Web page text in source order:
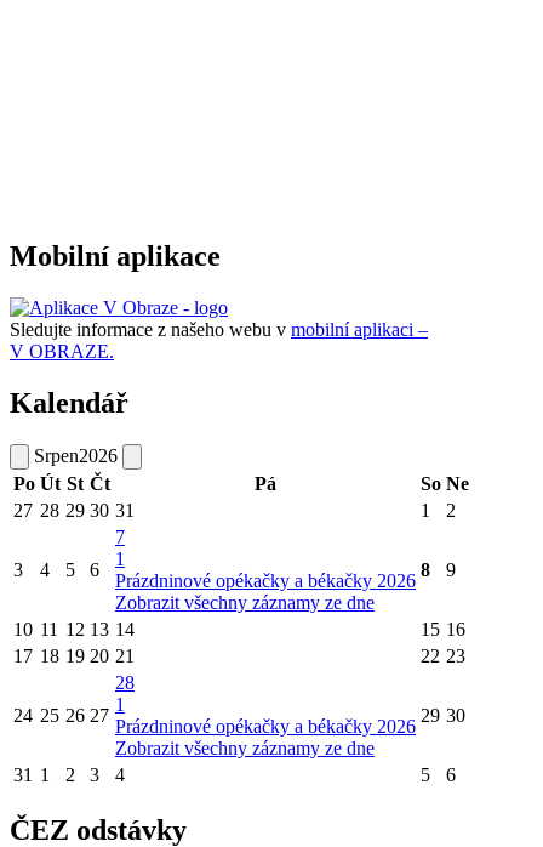
Mobilní aplikace
Sledujte informace z našeho webu v mobilní aplikaci –
V OBRAZE.
Kalendář
Srpen2026
Po Út St Čt Pá So Ne
27 28 29 30 31 1 2
3 4 5 6
7
1
Prázdninové opékačky a békačky 2026
Zobrazit všechny záznamy ze dne
8 9
10 11 12 13 14 15 16
17 18 19 20 21 22 23
24 25 26 27
28
1
Prázdninové opékačky a békačky 2026
Zobrazit všechny záznamy ze dne
29 30
31 1 2 3 4 5 6
ČEZ odstávky